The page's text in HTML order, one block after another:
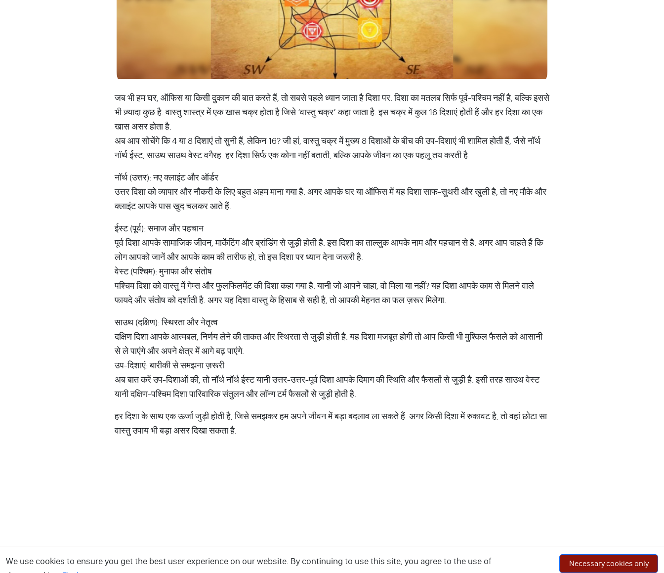
जब भी हम घर, ऑफिस या किसी दुकान की बात करते हैं, तो सबसे पहले ध्यान जाता है दिशा पर. दिशा का मतलब सिर्फ पूर्व-पश्चिम नहीं है, बल्कि इससे
भी ज़्यादा कुछ है. वास्तु शास्त्र में एक खास चक्र होता है जिसे ‘वास्तु चक्र’ कहा जाता है. इस चक्र में कुल 16 दिशाएं होती हैं और हर दिशा का एक
खास असर होता है.
अब आप सोचेंगे कि 4 या 8 दिशाएं तो सुनी हैं, लेकिन 16? जी हां, वास्तु चक्र में मुख्य 8 दिशाओं के बीच की उप-दिशाएं भी शामिल होती हैं, जैसे नॉर्थ
नॉर्थ ईस्ट, साउथ साउथ वेस्ट वगैरह. हर दिशा सिर्फ एक कोना नहीं बताती, बल्कि आपके जीवन का एक पहलू तय करती है.
नॉर्थ (उत्तर): नए क्लाइंट और ऑर्डर
उत्तर दिशा को व्यापार और नौकरी के लिए बहुत अहम माना गया है. अगर आपके घर या ऑफिस में यह दिशा साफ-सुथरी और खुली है, तो नए मौके और
क्लाइंट आपके पास खुद चलकर आते हैं.
ईस्ट (पूर्व): समाज और पहचान
पूर्व दिशा आपके सामाजिक जीवन, मार्केटिंग और ब्रांडिंग से जुड़ी होती है. इस दिशा का ताल्लुक आपके नाम और पहचान से है. अगर आप चाहते हैं कि
लोग आपको जानें और आपके काम की तारीफ हो, तो इस दिशा पर ध्यान देना जरूरी है.
वेस्ट (पश्चिम): मुनाफा और संतोष
पश्चिम दिशा को वास्तु में गेम्स और फुलफिलमेंट की दिशा कहा गया है. यानी जो आपने चाहा, वो मिला या नहीं? यह दिशा आपके काम से मिलने वाले
फायदे और संतोष को दर्शाती है. अगर यह दिशा वास्तु के हिसाब से सही है, तो आपकी मेहनत का फल ज़रूर मिलेगा.
साउथ (दक्षिण): स्थिरता और नेतृत्व
दक्षिण दिशा आपके आत्मबल, निर्णय लेने की ताकत और स्थिरता से जुड़ी होती है. यह दिशा मजबूत होगी तो आप किसी भी मुश्किल फैसले को आसानी
से ले पाएंगे और अपने क्षेत्र में आगे बढ़ पाएंगे.
उप-दिशाएं: बारीकी से समझना ज़रूरी
अब बात करें उप-दिशाओं की, तो नॉर्थ नॉर्थ ईस्ट यानी उत्तर-उत्तर-पूर्व दिशा आपके दिमाग की स्थिति और फैसलों से जुड़ी है. इसी तरह साउथ वेस्ट
यानी दक्षिण-पश्चिम दिशा पारिवारिक संतुलन और लॉन्ग टर्म फैसलों से जुड़ी होती है.
हर दिशा के साथ एक ऊर्जा जुड़ी होती है, जिसे समझकर हम अपने जीवन में बड़ा बदलाव ला सकते हैं. अगर किसी दिशा में रुकावट है, तो वहां छोटा सा
वास्तु उपाय भी बड़ा असर दिखा सकता है.
We use cookies to ensure you get the best user experience on our website. By continuing to use this site, you agree to the use of
Necessary cookies only